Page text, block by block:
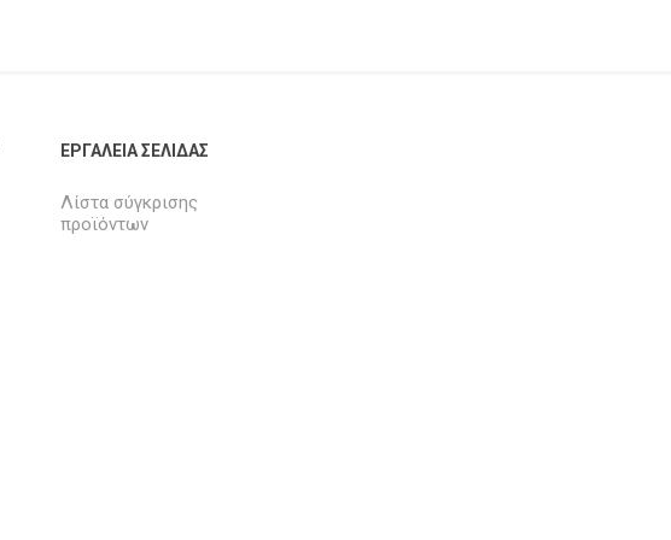
ΕΡΓΑΛΕΊΑ ΣΕΛΊΔΑΣ
Λίστα σύγκρισης
προϊόντων